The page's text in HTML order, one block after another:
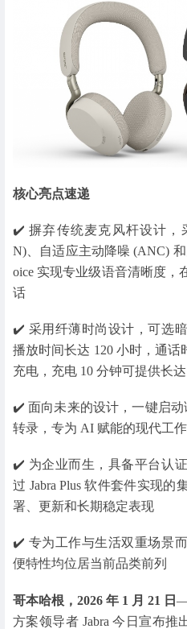
核心亮点速递
✔️ 摒弃传统麦克风杆设计，
N)、自适应主动降噪 (ANC)
oice 实现专业级语音清晰度，
话
✔️ 采用纤薄时尚设计，可选
播放时间长达 120 小时，通话
充电，充电 10 分钟可提供长
✔️ 面向未来的设计，一键启
转录，专为 AI 赋能的现代工
✔️ 为企业而生，具备平台认
过 Jabra Plus 软件套件实现
署、更新和长期稳定表现
✔️ 专为工作与生活双重场景
便特性均位居当前品类前列
哥本哈根，2026 年 1 月 21 日
方案领导者 Jabra 今日宣布推